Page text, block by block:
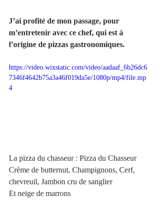
J’ai profité de mon passage, pour
m’entretenir avec ce chef, qui est à
l’origine de pizzas gastronomiques.
https://video.wixstatic.com/video/aadaaf_6b26dc6
7346f4642b75a3a46f019da5e/1080p/mp4/file.mp
4
La pizza du chasseur : Pizza du Chasseur
Crème de butternut, Champignons, Cerf,
chevreuil, Jambon cru de sanglier
Et neige de marrons